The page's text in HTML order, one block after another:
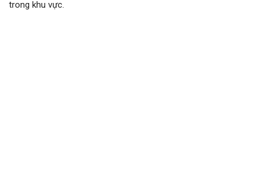
trong khu vực.